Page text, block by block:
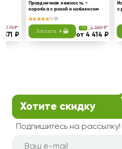
5 775 ₽
371 ₽
Праздничная нежность -
коробка с розой и нобилисом
16
Заказать
-3% 4 550 ₽
от 4 414 ₽
с
Хотите скидку
Подпишитесь на